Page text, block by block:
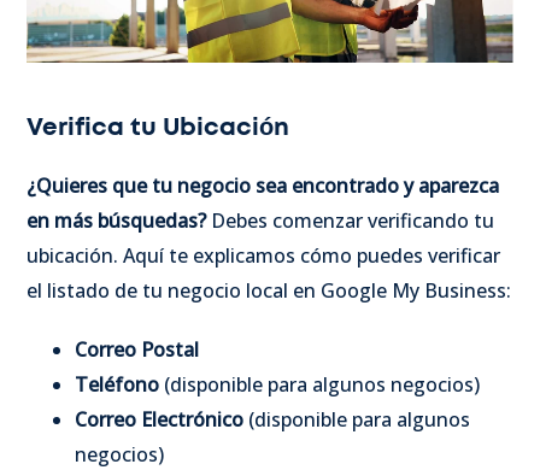
Verifica tu Ubicación
¿Quieres que tu negocio sea encontrado y aparezca
en más búsquedas?Debes comenzar verificando tu
ubicación. Aquí te explicamos cómo puedes verificar
el listado de tu negocio local en Google My Business:
Correo Postal
Teléfono (disponible para algunos negocios)
Correo Electrónico (disponible para algunos
negocios)